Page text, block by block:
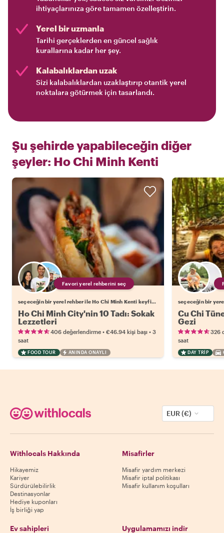
ihtiyaçlarınıza göre tamamen özelleştirin.
Yerel bir uzmanla
Tarihi gerçeklerden en güncel sağlık
kurallarına kadar her şey.
Kalabalıklardan uzak
Sizi kalabalıklardan uzaklaştırıp otantik yerel
noktalara götürmek için tasarlandı.
Şu şehirde yapabileceğin diğer
şeyler: Ho Chi Minh Kenti
Favori yerel rehberini seç
seçeceğin bir yerel rehber ile Ho Chi Minh Kenti keyfini çıkar
Ho Chi Minh City'nin 10 Tadı: Sokak
Lezzetleri
406 değerlendirme • €46.94 kişi başı • 3
saat
FOOD TOUR ANINDA ONAYLI
Cu Chi
Gezi
326
saat
DAY TRIP
EUR (€)
Withlocals Hakkında
Hikayemiz
Kariyer
Sürdürülebilirlik
Destinasyonlar
Hediye kuponları
İş birliği yap
Misafirler
Misafir yardım merkezi
Misafir iptal politikası
Misafir kullanım koşulları
Ev sahipleri Uygulamamızı indir